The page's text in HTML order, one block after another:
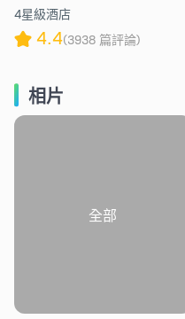
4星級酒店
4.4(3938 篇評論)
相片
全部